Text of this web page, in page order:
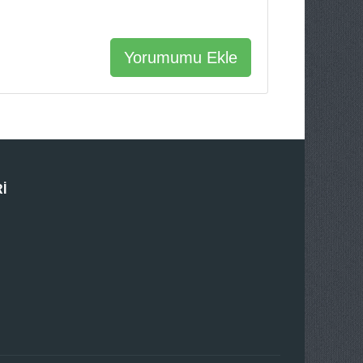
Yorumumu Ekle